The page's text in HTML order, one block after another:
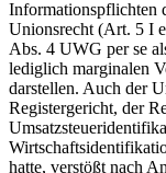
Informationspflichten
Unionsrecht (Art. 5 I
Abs. 4 UWG per se
lediglich marginalen
darstellen. Auch der
Registergericht, der
hatte, verstößt nach